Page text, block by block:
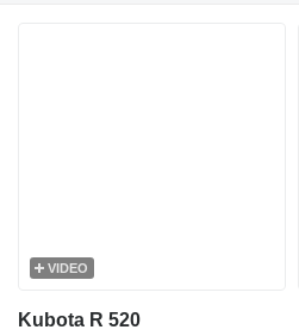
VIDEO
Kubota R 520